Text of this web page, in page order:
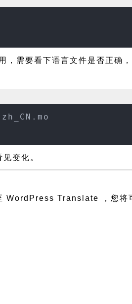
需要看下语言文件是否正确
变化。
WordPress Translate ，您将